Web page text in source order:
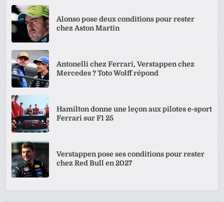
Alonso pose deux conditions pour rester
chez Aston Martin
Antonelli chez Ferrari, Verstappen chez
Mercedes ? Toto Wolff répond
Hamilton donne une leçon aux pilotes e-sport
Ferrari sur F1 25
Verstappen pose ses conditions pour rester
chez Red Bull en 2027